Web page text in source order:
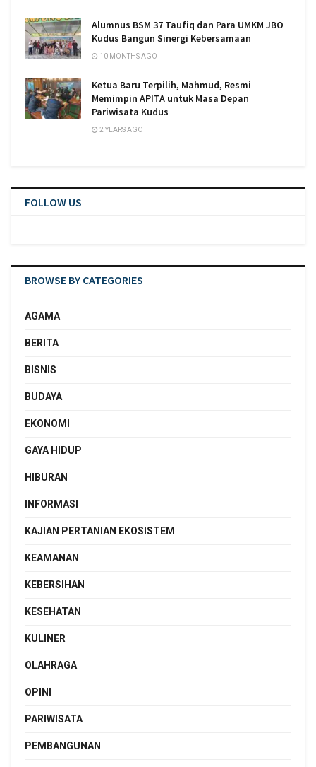
Alumnus BSM 37 Taufiq dan Para UMKM JBO
Kudus Bangun Sinergi Kebersamaan
10 MONTHS AGO
Ketua Baru Terpilih, Mahmud, Resmi
Memimpin APITA untuk Masa Depan
Pariwisata Kudus
2 YEARS AGO
FOLLOW US
BROWSE BY CATEGORIES
AGAMA
BERITA
BISNIS
BUDAYA
EKONOMI
GAYA HIDUP
HIBURAN
INFORMASI
KAJIAN PERTANIAN EKOSISTEM
KEAMANAN
KEBERSIHAN
KESEHATAN
KULINER
OLAHRAGA
OPINI
PARIWISATA
PEMBANGUNAN